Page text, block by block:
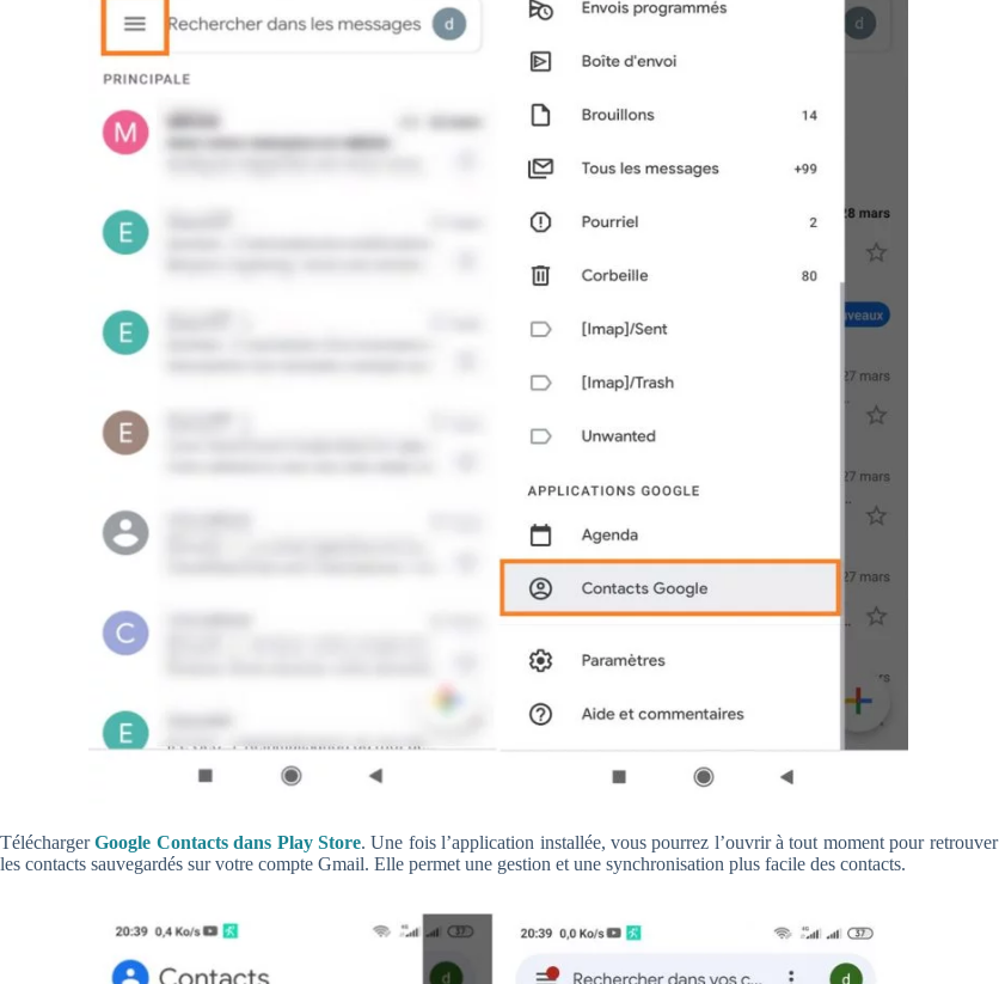
TéléchargerGoogle Contacts dans Play Store. Une fois l’application installée, vous pourrez l’ouvrir à tout moment pour retrouver
les contacts sauvegardés sur votre compte Gmail. Elle permet une gestion et une synchronisation plus facile des contacts.